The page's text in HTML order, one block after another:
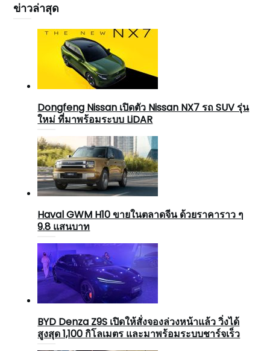
ข่าวล่าสุด
Dongfeng Nissan เปิดตัว Nissan NX7 รถ SUV รุ่น
ใหม่ ที่มาพร้อมระบบ LiDAR
Haval GWM H10 ขายในตลาดจีน ด้วยราคาราว ๆ
9.8 แสนบาท
BYD Denza Z9S เปิดให้สั่งจองล่วงหน้าแล้ว วิ่งได้
สูงสุด 1,100 กิโลเมตร และมาพร้อมระบบชาร์จเร็ว